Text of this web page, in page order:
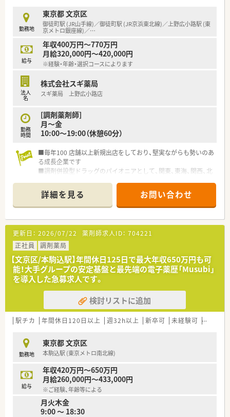
【こんな取り組みをしています】
■産前産後休暇や育児休暇の取得実績があることに加え、介護休
業制度も完備されており、長く働き続けられる環境作りに注力し
ています。
■教育制度の充実を図っており、常に新しい薬学知識を取り入れ
られるようサポートすることで、質の高い医療サービスの提供を
続けます。
るようなバックアップ体制を整え、日々の業務負担の軽減に努め
ています。
【こんな方にオススメ】
■駅から徒歩1分という立地を活かして、通勤時間を短縮しつ
つ、仕事以外の時間を大切にしたいと考えている方に強くお勧め
■年間休日がしっかりと確保されている環境で、心身ともに余裕
を持って患者様と向き合いたいという志を持つ方に最適な案件
です。
深い繋がりを感じながら、薬剤師としての原点を大切にしたい方
に向いています。
勤務地
東京都 文京区
御徒町駅 (JR山手線)／御徒町駅 (JR京浜東北線)／上野広小路駅 (東
京メトロ銀座線)／…
給与
年収400万円～770万円
月給320,000円～420,000円
※経験・年齢・選択コースによります
法人
名
株式会社スギ薬局
スギ薬局 上野広小路店
勤務
時間
[調剤薬剤師]
月～金
10:00～19:00（休憩60分）
■毎年100 店舗以上新規出店をしており、堅実ながらも勢いのあ
る成長企業です
■調剤併設型ドラッグのパイオニアとして、関東、東海、関西、北
■研修制度は様々なプランがあり、集合研修だけでなく任意で受
講可能な研修も幅広く用意されています
■店舗で活躍する従業員、社外で活躍する従業員、将来経営幹部
となる従業員など、薬剤師として様々な活躍ができるフィールド
を用意されています
■総合薬剤師・調剤薬剤師（土日休み・19時までの勤務）どちらか
の働き方を選択できます
■調剤併設型だけでなく「医療モール・クリニック併設店舗」「敷
地内薬局」「訪問調剤特化型店舗」など様々な店舗を運営してい
ます
■在宅医療にも積極的取り組んでおり「訪問調剤特化型店舗」を
50店舗以上、無菌調剤室は業界最多の51店舗設置しています
■「プラチナくるみん認定企業」「健康経営優良法人2023（大規模
法人部門）認定」等を取得し一人ひとりが働きやすい環境が整備
されています
があるのも特徴です
詳細を見る お問い合わせ
更新日： 2026/07/22 薬剤師求人ID： 704221
正社員
調剤薬局
【文京区/本駒込駅】年間休日125日で最大年収650万円も可
能！大手グループの安定基盤と最先端の電子薬歴「Musubi」
を導入した急募求人です。
検討リストに追加
駅チカ 年間休日120日以上 週32h以上 新卒可 未経験可 ブラン
勤務地
東京都 文京区
本駒込駅 (東京メトロ南北線)
給与
年収420万円～650万円
月給260,000円～433,000円
※ご経験、年齢等による
月火木金
9:00 ～ 18:30